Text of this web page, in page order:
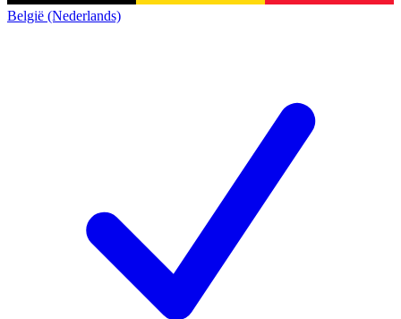
België (Nederlands)